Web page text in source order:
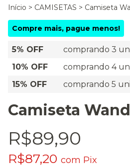
Início > CAMISETAS > Camiseta
Compre mais, pague menos!
5% OFF
comprando 3
10% OFF
comprando 4
15% OFF
comprando 5
Camiseta
R$89,90
R$87,20 com Pix